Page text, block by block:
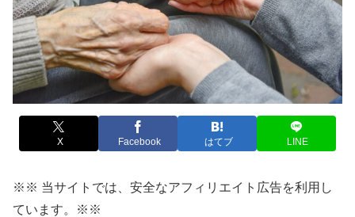
X Facebook はてブ LINE
※※ 当サイトでは、安全なアフィリエイト広告を利用し
ています。※※